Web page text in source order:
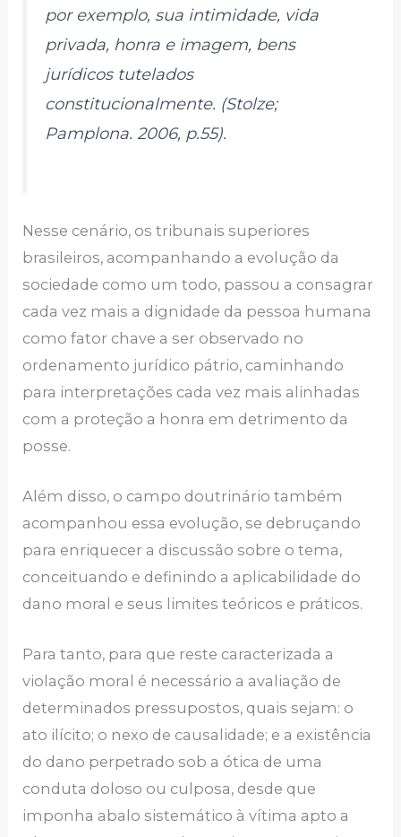
por exemplo, sua intimidade, vida
privada, honra e imagem, bens
jurídicos tutelados
constitucionalmente. (Stolze;
Pamplona. 2006, p.55).
Nesse cenário, os tribunais superiores
brasileiros, acompanhando a evolução da
sociedade como um todo, passou a consagrar
cada vez mais a dignidade da pessoa humana
como fator chave a ser observado no
ordenamento jurídico pátrio, caminhando
para interpretações cada vez mais alinhadas
com a proteção a honra em detrimento da
posse.
Além disso, o campo doutrinário também
acompanhou essa evolução, se debruçando
para enriquecer a discussão sobre o tema,
conceituando e definindo a aplicabilidade do
dano moral e seus limites teóricos e práticos.
Para tanto, para que reste caracterizada a
violação moral é necessário a avaliação de
determinados pressupostos, quais sejam: o
ato ilícito; o nexo de causalidade; e a existência
do dano perpetrado sob a ótica de uma
conduta doloso ou culposa, desde que
imponha abalo sistemático à vítima apto a